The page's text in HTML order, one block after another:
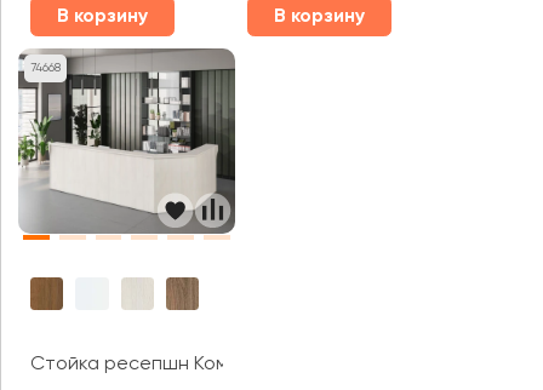
В корзину В корзину
74668
Стойка ресепшн Комфорт